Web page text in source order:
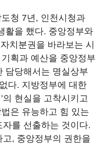
청 7년, 인천시청과
활을 했다. 중앙정부와
치분권을 바라보는 시
획과 예산을 중앙정부
담당해서는 명실상부
다. 지방정부에 대한
의 현실을 고착시키고
은 유능하고 힘 있는
를 선출하는 것이다.
, 중앙정부의 권한을